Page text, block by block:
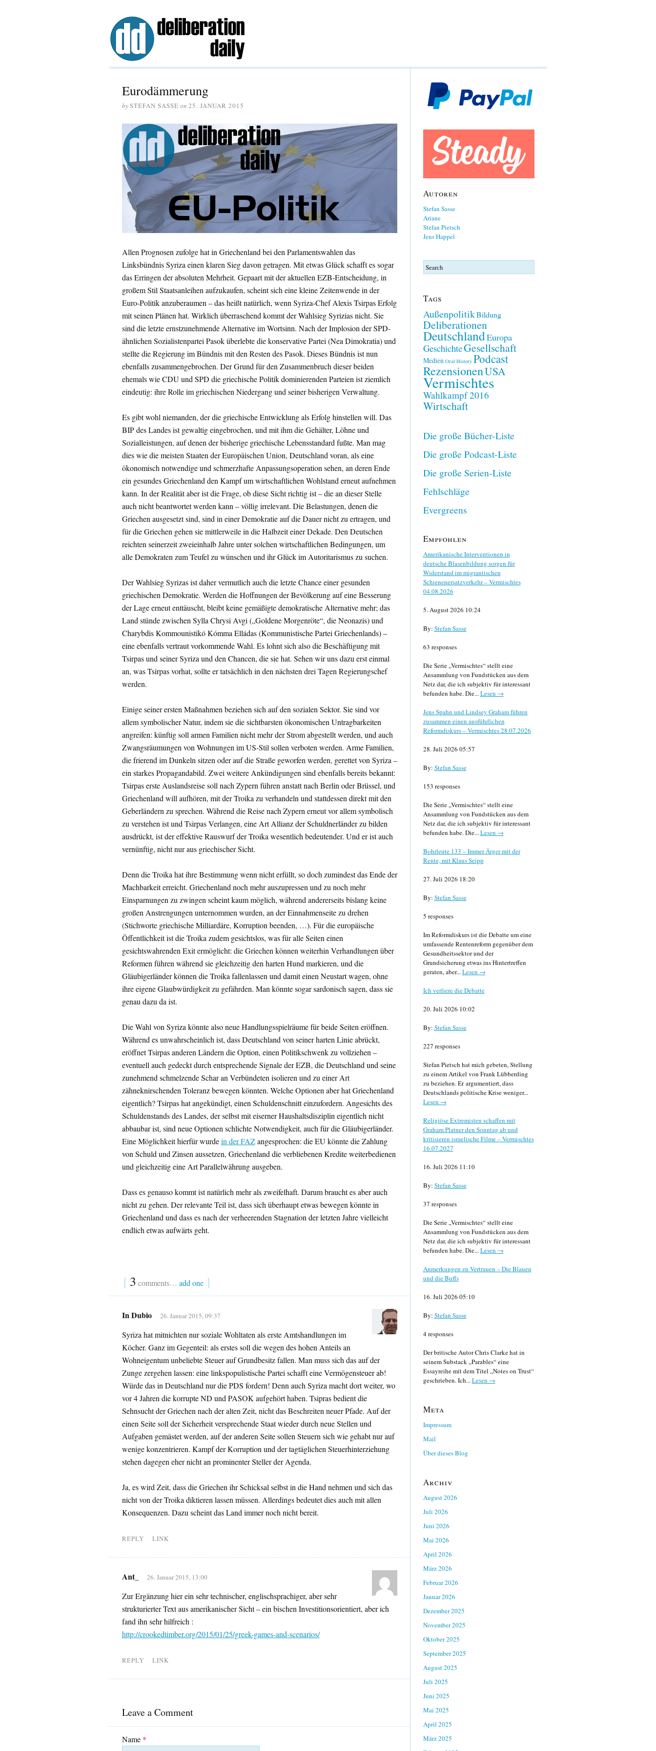
Eurodämmerung
bySTEFAN SASSE on 25. JANUAR 2015
Allen Prognosen zufolge hat in Griechenland bei den Parlamentswahlen das
Linksbündnis Syriza einen klaren Sieg davon getragen. Mit etwas Glück schafft es sogar
das Erringen der absoluten Mehrheit. Gepaart mit der aktuellen EZB-Entscheidung, in
großem Stil Staatsanleihen aufzukaufen, scheint sich eine kleine Zeitenwende in der
Euro-Politik anzuberaumen – das heißt natürlich, wenn Syriza-Chef Alexis Tsirpas Erfolg
mit seinen Plänen hat. Wirklich überraschend kommt der Wahlsieg Syrizias nicht. Sie
sind die letzte ernstzunehmende Alternative im Wortsinn. Nach der Implosion der SPD-
ähnlichen Sozialistenpartei Pasok überlebte die konservative Partei (Nea Dimokratia) und
stellte die Regierung im Bündnis mit den Resten des Pasok. Dieses Bündnis ist nun
ebenfalls zusammengebrochen. Der Grund für den Zusammenbruch dieser beiden
ehemals wie CDU und SPD die griechische Politik dominierenden Parteien ist ziemlich
eindeutig: ihre Rolle im griechischen Niedergang und seiner bisherigen Verwaltung.
Es gibt wohl niemanden, der die griechische Entwicklung als Erfolg hinstellen will. Das
BIP des Landes ist gewaltig eingebrochen, und mit ihm die Gehälter, Löhne und
Sozialleistungen, auf denen der bisherige griechische Lebensstandard fußte. Man mag
dies wie die meisten Staaten der Europäischen Union, Deutschland voran, als eine
ökonomisch notwendige und schmerzhafte Anpassungsoperation sehen, an deren Ende
ein gesundes Griechenland den Kampf um wirtschaftlichen Wohlstand erneut aufnehmen
kann. In der Realität aber ist die Frage, ob diese Sicht richtig ist – die an dieser Stelle
auch nicht beantwortet werden kann – völlig irrelevant. Die Belastungen, denen die
Griechen ausgesetzt sind, sind in einer Demokratie auf die Dauer nicht zu ertragen, und
für die Griechen gehen sie mittlerweile in die Halbzeit einer Dekade. Den Deutschen
reichten seinerzeit zweieinhalb Jahre unter solchen wirtschaftlichen Bedingungen, um
alle Demokraten zum Teufel zu wünschen und ihr Glück im Autoritarismus zu suchen.
Der Wahlsieg Syrizas ist daher vermutlich auch die letzte Chance einer gesunden
griechischen Demokratie. Werden die Hoffnungen der Bevölkerung auf eine Besserung
der Lage erneut enttäuscht, bleibt keine gemäßigte demokratische Alternative mehr; das
Land stünde zwischen Sylla Chrysi Avgi („Goldene Morgenröte“, die Neonazis) und
CharybdisKommounistikó Kómma Elládas(Kommunistische Partei Griechenlands) –
eine ebenfalls vertraut vorkommende Wahl. Es lohnt sich also die Beschäftigung mit
Tsirpas und seiner Syriza und den Chancen, die sie hat. Sehen wir uns dazu erst einmal
an, was Tsirpas vorhat, sollte er tatsächlich in den nächsten drei Tagen Regierungschef
werden.
Einige seiner ersten Maßnahmen beziehen sich auf den sozialen Sektor. Sie sind vor
allem symbolischer Natur, indem sie die sichtbarsten ökonomischen Untragbarkeiten
angreifen: künftig soll armen Familien nicht mehr der Strom abgestellt werden, und auch
Zwangsräumungen von Wohnungen im US-Stil sollen verboten werden. Arme Familien,
die frierend im Dunkeln sitzen oder auf die Straße geworfen werden, gerettet von Syriza –
ein starkes Propagandabild. Zwei weitere Ankündigungen sind ebenfalls bereits bekannt:
Tsirpas erste Auslandsreise soll nach Zypern führen anstatt nach Berlin oder Brüssel, und
Griechenland will aufhören, mit der Troika zu verhandeln und stattdessen direkt mit den
Geberländern zu sprechen. Während die Reise nach Zypern erneut vor allem symbolisch
zu verstehen ist und Tsirpas Verlangen, eine Art Allianz der Schuldnerländer zu bilden
ausdrückt, ist der effektive Rauswurf der Troika wesentlich bedeutender. Und er ist auch
vernünftig, nicht nur aus griechischer Sicht.
Denn die Troika hat ihre Bestimmung wenn nicht erfüllt, so doch zumindest das Ende der
Machbarkeit erreicht. Griechenland noch mehr auszupressen und zu noch mehr
Einsparnungen zu zwingen scheint kaum möglich, während andererseits bislang keine
großen Anstrengungen unternommen wurden, an der Einnahmenseite zu drehen
(Stichworte griechische Milliardäre, Korruption beenden, …). Für die europäische
Öffentlichkeit ist die Troika zudem gesichtslos, was für alle Seiten einen
gesichtswahrenden Exit ermöglicht: die Griechen können weiterhin Verhandlungen über
Reformen führen während sie gleichzeitig den harten Hund markieren, und die
Gläubigerländer können die Troika fallenlassen und damit einen Neustart wagen, ohne
ihre eigene Glaubwürdigkeit zu gefährden. Man könnte sogar sardonisch sagen, dass sie
genau dazu da ist.
Die Wahl von Syriza könnte also neue Handlungsspielräume für beide Seiten eröffnen.
Während es unwahrscheinlich ist, dass Deutschland von seiner harten Linie abrückt,
eröffnet Tsirpas anderen Ländern die Option, einen Politikschwenk zu vollziehen –
eventuell auch gedeckt durch entsprechende Signale der EZB, die Deutschland und seine
zunehmend schmelzende Schar an Verbündeten isolieren und zu einer Art
zähneknirschenden Toleranz bewegen könnten. Welche Optionen aber hat Griechenland
eigentlich? Tsirpas hat angekündigt, einen Schuldenschnitt einzufordern. Angesichts des
Schuldenstands des Landes, der selbst mit eiserner Haushaltsdisziplin eigentlich nicht
abbaubar ist, sind neue Optionen schlichte Notwendigkeit, auch für die Gläubigerländer.
Eine Möglichkeit hierfür wurdein der FAZangesprochen: die EU könnte die Zahlung
von Schuld und Zinsen aussetzen, Griechenland die verbliebenen Kredite weiterbedienen
und gleichzeitig eine Art Parallelwährung ausgeben.
Dass es genauso kommt ist natürlich mehr als zweifelhaft. Darum braucht es aber auch
nicht zu gehen. Der relevante Teil ist, dass sich überhaupt etwas bewegen könnte in
Griechenland und dass es nach der verheerenden Stagnation der letzten Jahre vielleicht
endlich etwas aufwärts geht.
{ 3 comments… add one }
In Dubio 26. Januar 2015, 09:37
Syriza hat mitnichten nur soziale Wohltaten als erste Amtshandlungen im
Köcher. Ganz im Gegenteil: als erstes soll die wegen des hohen Anteils an
Wohneigentum unbeliebte Steuer auf Grundbesitz fallen. Man muss sich das auf der
Zunge zergehen lassen: eine linkspopulistische Partei schafft eine Vermögensteuer ab!
Würde das in Deutschland nur die PDS fordern! Denn auch Syriza macht dort weiter, wo
vor 4 Jahren die korrupte ND und PASOK aufgehört haben. Tsipras bedient die
Sehnsucht der Griechen nach der alten Zeit, nicht das Beschreiten neuer Pfade. Auf der
einen Seite soll der Sicherheit versprechende Staat wieder durch neue Stellen und
Aufgaben gemästet werden, auf der anderen Seite sollen Steuern sich wie gehabt nur auf
wenige konzentrieren. Kampf der Korruption und der tagtäglichen Steuerhinterziehung
stehen dagegen eher nicht an prominenter Steller der Agenda.
Ja, es wird Zeit, dass die Griechen ihr Schicksal selbst in die Hand nehmen und sich das
nicht von der Troika diktieren lassen müssen. Allerdings bedeutet dies auch mit allen
Konsequenzen. Dazu scheint das Land immer noch nicht bereit.
REPLY LINK
Ant_ 26. Januar 2015, 13:00
Zur Ergänzung hier ein sehr technischer, englischsprachiger, aber sehr
strukturierter Text aus amerikanischer Sicht – ein bischen Investitionsorientiert, aber ich
fand ihn sehr hilfreich :
http://crookedtimber.org/2015/01/25/greek-games-and-scenarios/
REPLY LINK
Leave a Comment
Name *
Autoren
Stefan Sasse
Ariane
Stefan Pietsch
Jens Happel
Tags
AußenpolitikBildung
Deliberationen
DeutschlandEuropa
GeschichteGesellschaft
Medien Oral History Podcast
RezensionenUSA
Vermischtes
Wahlkampf 2016
Wirtschaft
Die große Bücher-Liste
Die große Podcast-Liste
Die große Serien-Liste
Fehlschläge
Evergreens
Empfohlen
Amerikanische Interventionen in
deutsche Blasenbildung sorgen für
Widerstand im migrantischen
Schienenersatzverkehr – Vermischtes
04.08.2026
5. August 2026 10:24
By: Stefan Sasse
63 responses
Die Serie „Vermischtes“ stellt eine
Ansammlung von Fundstücken aus dem
Netz dar, die ich subjektiv für interessant
befunden habe. Die...Lesen →
Jens Spahn und Lindsey Graham führen
zusammen einen ausführlichen
Reformdiskurs – Vermischtes 28.07.2026
28. Juli 2026 05:57
By: Stefan Sasse
153 responses
Die Serie „Vermischtes“ stellt eine
Ansammlung von Fundstücken aus dem
Netz dar, die ich subjektiv für interessant
befunden habe. Die...Lesen →
Bohrleute 133 – Immer Ärger mit der
Rente, mit Klaus Seipp
27. Juli 2026 18:20
By: Stefan Sasse
5 responses
Im Reformdiskurs ist die Debatte um eine
umfassende Rentenreform gegenüber dem
Gesundheitssektor und der
Grundsicherung etwas ins Hintertreffen
geraten, aber...Lesen →
Ich verliere die Debatte
20. Juli 2026 10:02
By: Stefan Sasse
227 responses
Stefan Pietsch hat mich gebeten, Stellung
zu einem Artikel von Frank Lübberding
zu beziehen. Er argumentiert, dass
Deutschlands politische Krise weniger...
Lesen →
Religiöse Extremisten schaffen mit
Graham Platner den Sonntag ab und
kritisieren israelische Filme – Vermischtes
16.07.2027
16. Juli 2026 11:10
By: Stefan Sasse
37 responses
Die Serie „Vermischtes“ stellt eine
Ansammlung von Fundstücken aus dem
Netz dar, die ich subjektiv für interessant
befunden habe. Die...Lesen →
Anmerkungen zu Vertrauen – Die Blauen
und die Buffs
16. Juli 2026 05:10
By: Stefan Sasse
4 responses
Der britische Autor Chris Clarke hat in
seinem Substack „Parables“ eine
Essayreihe mit dem Titel „Notes on Trust“
geschrieben. Ich...Lesen →
Meta
Impressum
Mail
Über dieses Blog
Archiv
August 2026
Juli 2026
Juni 2026
Mai 2026
April 2026
März 2026
Februar 2026
Januar 2026
Dezember 2025
November 2025
Oktober 2025
September 2025
August 2025
Juli 2025
Juni 2025
Mai 2025
April 2025
März 2025